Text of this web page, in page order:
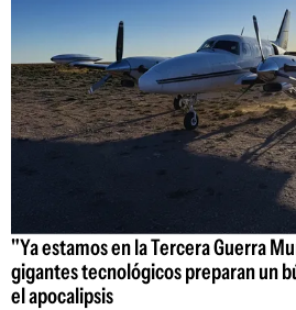
"Ya estamos en la Tercera Guerra
gigantes tecnológicos preparan un
el apocalipsis